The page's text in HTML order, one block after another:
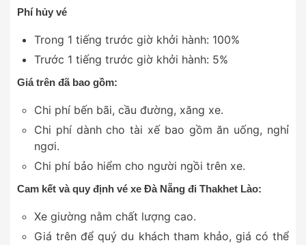
Phí hủy vé
Trong 1 tiếng trước giờ khởi hành: 100%
Trước 1 tiếng trước giờ khởi hành: 5%
Giá trên đã bao gồm:
Chi phí bến bãi, cầu đường, xăng xe.
Chi phí dành cho tài xế bao gồm ăn uống, nghỉ
ngơi.
Chi phí bảo hiểm cho người ngồi trên xe.
Cam kết và quy định vé xe Đà Nẵng đi Thakhet Lào:
Xe giường nằm chất lượng cao.
Giá trên để quý du khách tham khảo, giá có thể